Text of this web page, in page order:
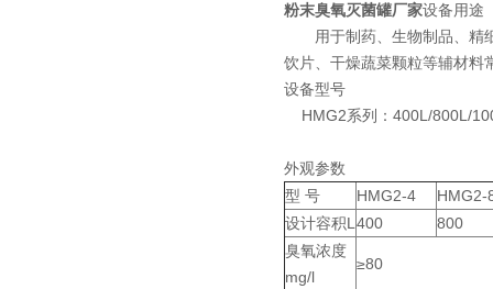
粉末臭氧灭菌罐厂家设备用途
用于制药、生物制品、精细
饮片、干燥蔬菜颗粒等辅材料
设备型号
HMG2系列：400L/800L/
外观参数
型 号
HMG2-4
HMG2-
设计容积L 400
800
臭氧浓度
mg/l
≥80